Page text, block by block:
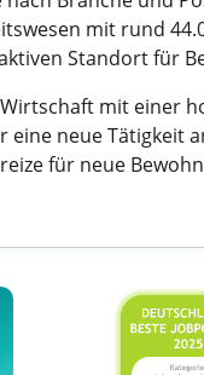
mit rund
Standort für
mit einer
neue Tätigkeit
für neue